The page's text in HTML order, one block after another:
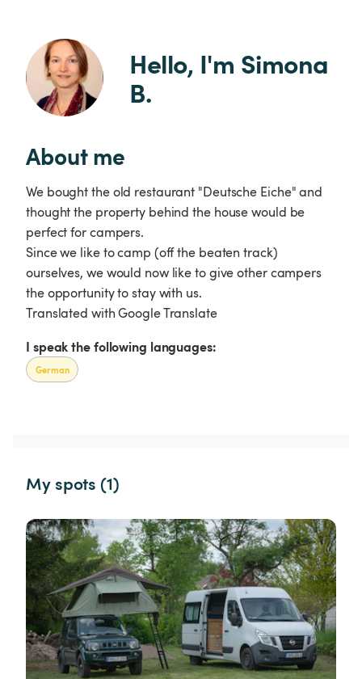
Hello, I'm Simona
B.
About me
We bought the old restaurant "Deutsche Eiche" and
thought the property behind the house would be
perfect for campers.
Since we like to camp (off the beaten track)
ourselves, we would now like to give other campers
the opportunity to stay with us.
Translated with Google Translate
I speak the following languages:
German
My spots (1)